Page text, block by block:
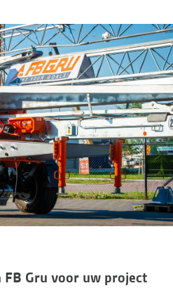
FB Gru voor uw project